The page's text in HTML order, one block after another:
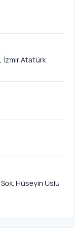
İzmir Atatürk
Hüseyin Uslu